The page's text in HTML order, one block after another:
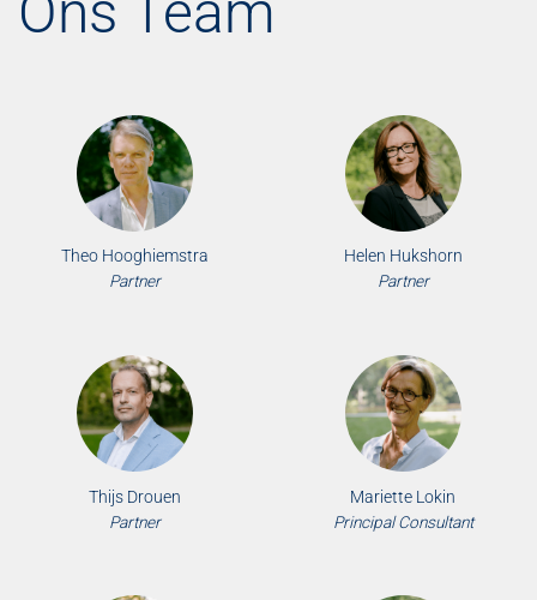
Theo Hooghiemstra
Partner
Helen Hukshorn
Partner
Thijs Drouen
Partner
Mariette Lokin
Principal Consultant